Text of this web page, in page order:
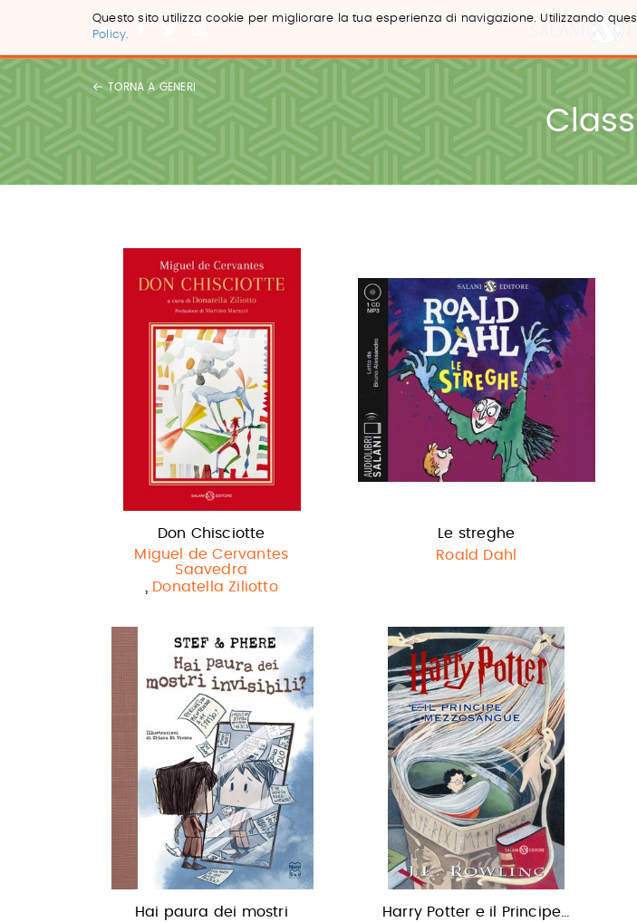
Questo sito utilizza cookie per migliorare la tua esperienza di navigazione. Utilizzando
Policy.
Salta
ai
contenuti.
Salta
alla
navigazione
TORNA A GENERI
Don Chisciotte
Miguel de Cervantes
Saavedra
, Donatella Ziliotto
Le streghe
Roald Dahl
Hai paura dei mostri
Harry Potter e il Principe…